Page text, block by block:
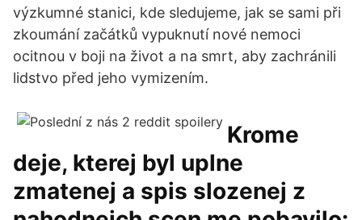
výzkumné stanici, kde sledujeme, jak se sami při
zkoumání začátků vypuknutí nové nemoci
ocitnou v boji na život a na smrt, aby zachránili
lidstvo před jeho vymizením.
Krome
deje, kterej byl uplne
zmatenej a spis slozenej z